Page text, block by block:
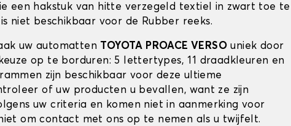
een hakstuk van hitte verzegeld textiel in zwart toe te
niet beschikbaar voor de Rubber reeks.
uw automatten TOYOTA PROACE VERSO uniek door
op te borduren: 5 lettertypes, 11 draadkleuren en
zijn beschikbaar voor deze ultieme
of uw producten u bevallen, want ze zijn
uw criteria en komen niet in aanmerking voor
om contact met ons op te nemen als u twijfelt.